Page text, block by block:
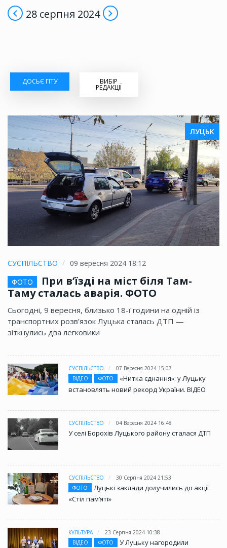
ДОСЬЄ ГІТУ ВИБІР
РЕДАКЦІЇ
ЛУЦЬК
СУСПІЛЬСТВО
09 вересня 2024 18:12
ФОТО
При в’їзді на міст біля Там-
Таму сталась аварія. ФОТО
Сьогодні, 9 вересня, близько 18-ї години на одній із
транспортних розв’язок Луцька сталась ДТП —
зіткнулись два легковики
СУСПІЛЬСТВО
07 Вересня 2024 15:07
ВІДЕО
ФОТО
«Нитка єднання»: у Луцьку
встановлять новий рекорд України. ВІДЕО
СУСПІЛЬСТВО 04 Вересня 2024 16:48
У селі Борохів Луцького району сталася ДТП
СУСПІЛЬСТВО
30 Серпня 2024 21:53
ФОТО
Луцькі заклади долучились до акції
«Стіл памʼяті»
КУЛЬТУРА
23 Серпня 2024 10:38
ВІДЕО
ФОТО
У Луцьку нагородили
28 серпня 2024